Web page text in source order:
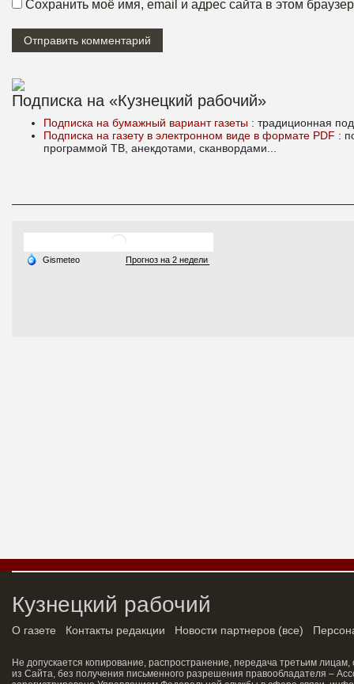
Сохранить моё имя, email и адрес сайта в этом
Подписка на «Кузнецкий рабочий»
Подписка на бумажный вариант газеты : традиционная
Подписка на газету в электронном виде в формате PDF :
программой ТВ, анекдотами, сканвордами...
Кузнецкий рабочий
О газете Контакты редакции Новости партнеров (все)
Не допускается копирование, распространение, передача третьим
из Сайта, без получения письменного разрешения правообладателя –